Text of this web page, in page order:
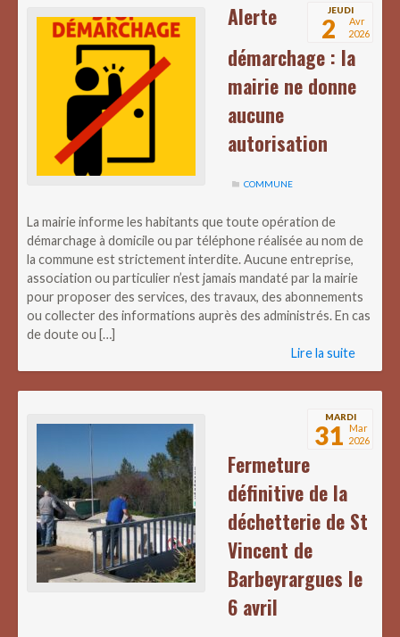
JEUDI
2
Avr
2026
Alerte
démarchage : la
mairie ne donne
aucune
autorisation
COMMUNE
La mairie informe les habitants que toute opération de
démarchage à domicile ou par téléphone réalisée au nom de
la commune est strictement interdite. Aucune entreprise,
association ou particulier n’est jamais mandaté par la mairie
pour proposer des services, des travaux, des abonnements
ou collecter des informations auprès des administrés. En cas
de doute ou […]
Lire la suite
MARDI
31 Mar
2026
Fermeture
définitive de la
déchetterie de St
Vincent de
Barbeyrargues le
6 avril